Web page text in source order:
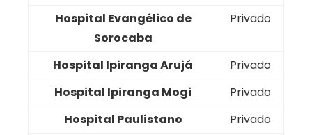
Hospital Evangélico de
Sorocaba
Privado
Hospital Ipiranga Arujá
Privado
Hospital Ipiranga Mogi
Privado
Hospital Paulistano
Privado